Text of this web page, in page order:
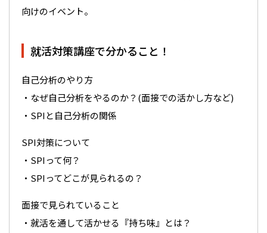
向けのイベント。
就活対策講座で分かること！
自己分析のやり方
・なぜ自己分析をやるのか？(面接での活かし方など)
・SPIと自己分析の関係
SPI対策について
・SPIって何？
・SPIってどこが見られるの？
面接で見られていること
・就活を通して活かせる『持ち味』とは？